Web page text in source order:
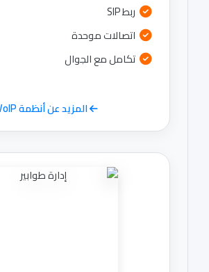
اتصالات موحدة
تكامل مع الجوال
المزيد عن أنظمة VoIP